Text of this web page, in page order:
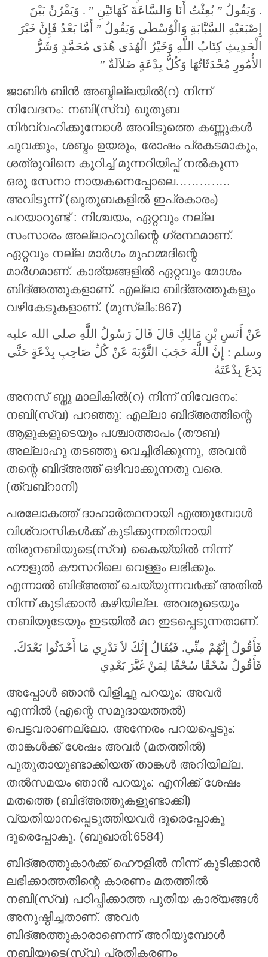
‏.‏ وَيَقُولُ ‏”‏ بُعِثْتُ أَنَا وَالسَّاعَةَ كَهَاتَيْنِ ‏”‏ ‏.‏ وَيَقْرُنُ بَيْنَ
إِصْبَعَيْهِ السَّبَّابَةِ وَالْوُسْطَى وَيَقُولُ ‏”‏ أَمَّا بَعْدُ فَإِنَّ خَيْرَ
الْحَدِيثِ كِتَابُ اللَّهِ وَخَيْرُ الْهُدَى هُدَى مُحَمَّدٍ وَشَرُّ
الأُمُورِ مُحْدَثَاتُهَا وَكُلُّ بِدْعَةٍ ضَلاَلَةٌ ‏”
ജാബി൪ ബിന്‍ അബ്ദില്ലയില്‍(റ) നിന്ന്
നിവേദനം: നബി(സ്വ) ഖുതുബ
നി൪വ്വഹിക്കുമ്പോള്‍ അവിടുത്തെ കണ്ണുകള്‍
ചുവക്കും, ശബ്ദം ഉയരും, രോഷം പ്രകടമാകും,
ശത്രുവിനെ കുറിച്ച് മുന്നറിയിപ്പ് നല്‍കുന്ന
ഒരു സേനാ നായകനെപ്പോലെ…………..
അവിടുന്ന് (ഖുതുബകളില്‍ ഇപ്രകാരം)
പറയാറുണ്ട് : നിശ്ചയം, ഏറ്റവും നല്ല
സംസാരം അല്ലാഹുവിന്റെ ഗ്രന്ഥമാണ്.
ഏറ്റവും നല്ല മാര്‍ഗം മുഹമ്മദിന്റെ
മാര്‍ഗമാണ്. കാര്യങ്ങളില്‍ ഏറ്റവും മോശം
ബിദ്അത്തുകളാണ്. എല്ലാ ബിദ്അത്തുകളും
വഴികേടുകളാണ്. (മുസ്ലിം:867)
عَنْ أَنَسِ بْنِ مَالِكٍ قَالَ قَالَ رَسُولُ اللَّهِ صلى الله عليه
وسلم : إِنَّ اللَّهَ حَجَبَ التَّوْبَةَ عَنْ كُلِّ صَاحِبِ بِدْعَةٍ حَتَّى
يَدَعَ بِدْعَتَهُ
അനസ് ബ്നു മാലികില്‍(റ) നിന്ന് നിവേദനം:
നബി(സ്വ) പറഞ്ഞു: എല്ലാ ബിദ്അത്തിന്റെ
ആളുകളുടെയും പശ്ചാത്താപം (തൗബ)
അല്ലാഹു തടഞ്ഞു വെച്ചിരിക്കുന്നു, അവന്‍
തന്റെ ബിദ്അത്ത് ഒഴിവാക്കുന്നതു വരെ.
(ത്വബ്റാനി)
പരലോകത്ത്‌ ദാഹാർത്ഥനായി എത്തുമ്പോള്‍
വിശ്വാസികള്‍ക്ക് കുടിക്കുന്നതിനായി
തിരുനബിയുടെ(സ്വ) കൈയ്യില്‍ നിന്ന്
ഹൗളുൽ കൗസറിലെ വെള്ളം ലഭിക്കും.
എന്നാല്‍ ബിദ്അത്ത് ചെയ്യുന്നവ൪ക്ക് അതില്‍
നിന്ന് കുടിക്കാന്‍ കഴിയില്ല. അവരുടെയും
നബിയുടേയും ഇടയില്‍ മറ ഇടപ്പെടുന്നതാണ്.
فَأَقُولُ إِنَّهُمْ مِنِّي‏.‏ فَيُقَالُ إِنَّكَ لاَ تَدْرِي مَا أَحْدَثُوا بَعْدَكَ‏.‏
فَأَقُولُ سُحْقًا سُحْقًا لِمَنْ غَيَّرَ بَعْدِي
അപ്പോള്‍ ഞാന്‍ വിളിച്ചു പറയും: അവര്‍
എന്നില്‍ (എന്റെ സമുദായത്തല്‍)
പെട്ടവരാണല്ലോ. അന്നേരം പറയപ്പെടും:
താങ്കള്‍ക്ക് ശേഷം അവര്‍ (മതത്തില്‍)
പുതുതായുണ്ടാക്കിയത് താങ്കള്‍ അറിയില്ല.
തല്‍സമയം ഞാന്‍ പറയും: എനിക്ക് ശേഷം
മതത്തെ (ബിദ്അത്തുകളുണ്ടാക്കി)
വ്യതിയാനപ്പെടുത്തിയവര്‍ ദൂരെപ്പോകൂ
ദൂരെപ്പോകൂ. (ബുഖാരി:6584)
ബിദ്അത്തുകാ൪ക്ക് ഹൌളില്‍ നിന്ന് കുടിക്കാന്‍
ലഭിക്കാത്തതിന്റെ കാരണം മതത്തില്‍
നബി(സ്വ) പഠിപ്പിക്കാത്ത പുതിയ കാര്യങ്ങള്‍
അനുഷ്ഠിച്ചതാണ്‌. അവ൪
ബിദ്അത്തുകാരാണെന്ന് അറിയുമ്പോള്‍
നബിയുടെ(സ്വ) പ്രതികരണം